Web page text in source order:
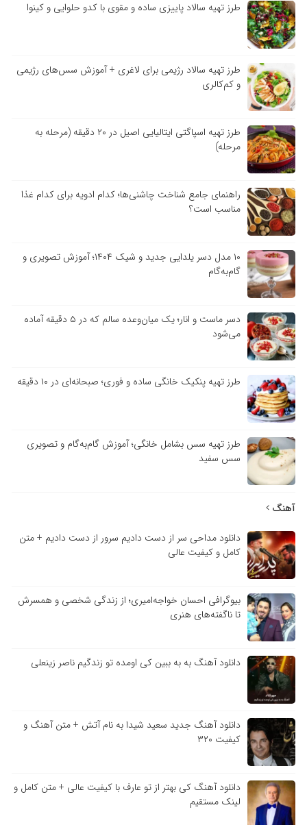
طرز تهیه سالاد پاییزی ساده و مقوی با کدو حلوایی و کینوا
طرز تهیه سالاد رژیمی برای لاغری + آموزش سس‌های رژیمی
و کم‌کالری
طرز تهیه اسپاگتی ایتالیایی اصیل در ۲۰ دقیقه (مرحله به
مرحله)
راهنمای جامع شناخت چاشنی‌ها؛ کدام ادویه برای کدام غذا
مناسب است؟
۱۰ مدل دسر یلدایی جدید و شیک ۱۴۰۴؛ آموزش تصویری و
گام‌به‌گام
دسر ماست و انار؛ یک میان‌وعده سالم که در ۵ دقیقه آماده
می‌شود
طرز تهیه پنکیک خانگی ساده و فوری؛ صبحانه‌ای در ۱۰ دقیقه
طرز تهیه سس بشامل خانگی؛ آموزش گام‌به‌گام و تصویری
سس سفید
آهنگ
دانلود مداحی سر از دست دادیم سرور از دست دادیم + متن
کامل و کیفیت عالی
بیوگرافی احسان خواجه‌امیری؛ از زندگی شخصی و همسرش
تا ناگفته‌های هنری
دانلود آهنگ به به ببین کی اومده تو زندگیم ناصر زینعلی
دانلود آهنگ جدید سعید شیدا به نام آتش + متن آهنگ و
کیفیت ۳۲۰
دانلود آهنگ کی بهتر از تو عارف با کیفیت عالی + متن کامل و
لینک مستقیم